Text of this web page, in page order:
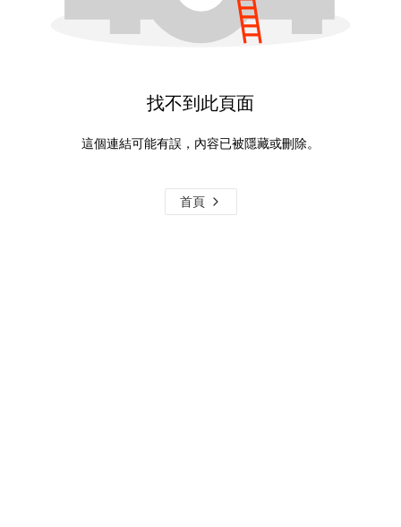
找不到此頁面
這個連結可能有誤，內容已被隱藏或刪除。
首頁